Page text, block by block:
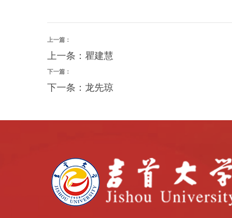
上一篇：
上一条：瞿建慧
下一篇：
下一条：龙先琼